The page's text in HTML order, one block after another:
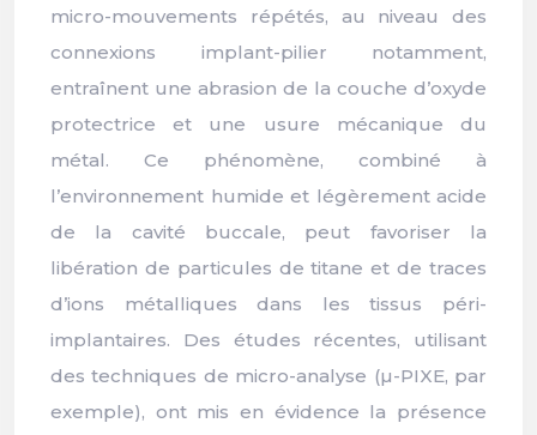
micro-mouvements répétés, au niveau des
connexions implant-pilier notamment,
entraînent une abrasion de la couche d’oxyde
protectrice et une usure mécanique du
métal. Ce phénomène, combiné à
l’environnement humide et légèrement acide
de la cavité buccale, peut favoriser la
libération de particules de titane et de traces
d’ions métalliques dans les tissus péri-
implantaires. Des études récentes, utilisant
des techniques de micro-analyse (µ-PIXE, par
exemple), ont mis en évidence la présence